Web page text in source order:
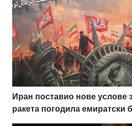
Иран поставио нове услове
ракета погодила емиратски